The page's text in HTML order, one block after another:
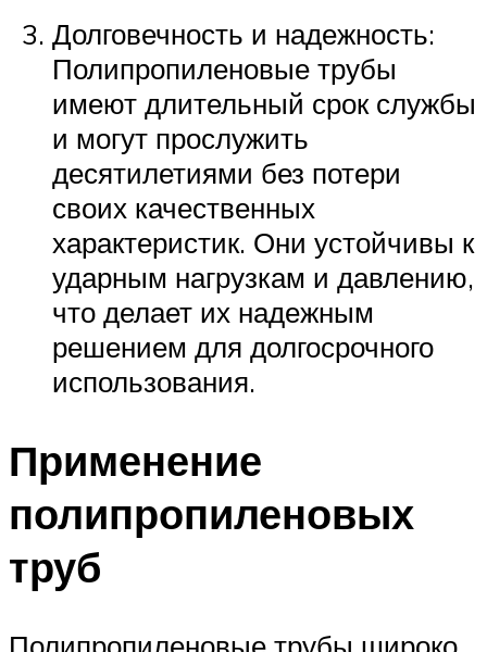
Долговечность и надежность:
Полипропиленовые трубы
имеют длительный срок службы
и могут прослужить
десятилетиями без потери
своих качественных
характеристик. Они устойчивы к
ударным нагрузкам и давлению,
что делает их надежным
решением для долгосрочного
использования.
Применение
полипропиленовых
труб